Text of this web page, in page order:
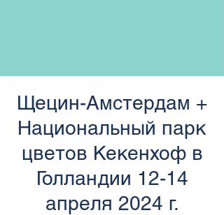
Щецин-Амстердам +
Национальный парк
цветов Кекенхоф в
Голландии 12-14
апреля 2024 г.